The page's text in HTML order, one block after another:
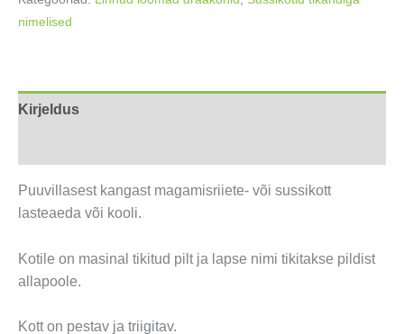
nimelised
Kirjeldus
Puuvillasest kangast magamisriiete- või sussikott
lasteaeda või kooli.
Kotile on masinal tikitud pilt ja lapse nimi tikitakse pildist
allapoole.
Kott on pestav ja triigitav.